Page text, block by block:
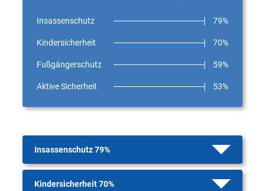
Insassenschutz 79%
Kindersicherheit 70%
Fußgängerschutz 59%
Aktive Sicherheit 53%
Insassenschutz 79%
Kindersicherheit 70%